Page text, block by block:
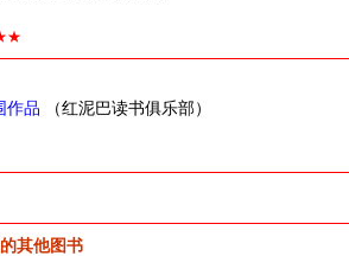
作品 （红泥巴读书俱乐部）
其他图书